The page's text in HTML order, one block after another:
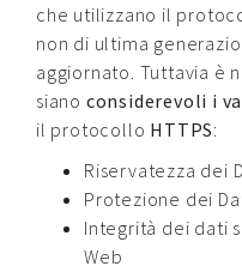
che utilizzano il
non di ultima
aggiornato. Tuttavia è
siano considerevoli i
il protocollo HTTPS:
Riservatezza dei
Protezione dei
Integrità dei dati
Web